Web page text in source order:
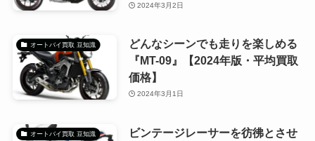
2024年3月2日
オートバイ買取 豆知識
どんなシーンでも走りを楽しめる
『MT-09』【2024年版・平均買取
価格】
2024年3月1日
オートバイ買取 豆知識
ビンテージレーサーを彷彿とさせ